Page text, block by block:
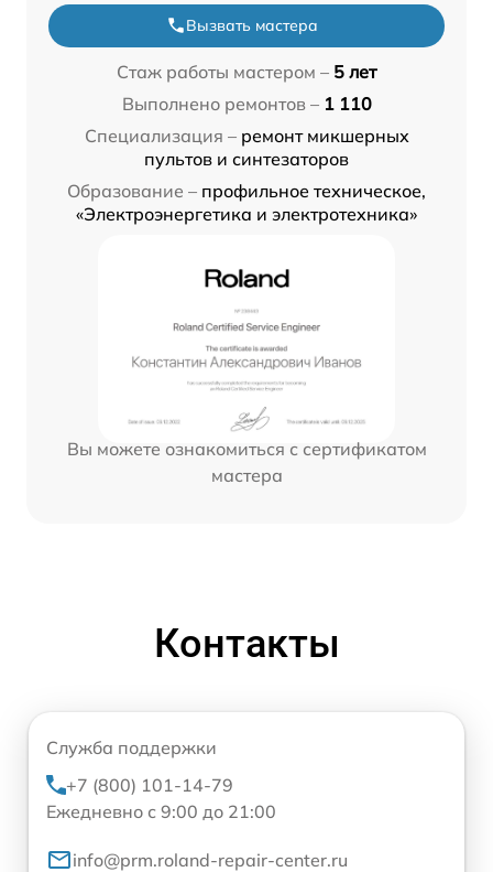
Вызвать мастера
Стаж работы мастером – 5 лет
Выполнено ремонтов – 1 110
Специализация – ремонт микшерных
пультов и синтезаторов
Образование – профильное техническое,
«Электроэнергетика и электротехника»
Вы можете ознакомиться с сертификатом
мастера
Контакты
Служба поддержки
+7 (800) 101-14-79
Ежедневно с 9:00 до 21:00
info@prm.roland-repair-center.ru